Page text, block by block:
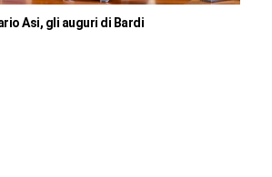
Asi, gli auguri di Bardi